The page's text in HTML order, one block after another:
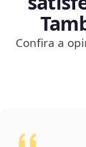
Confira a